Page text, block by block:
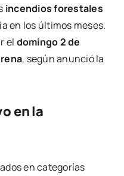
incendios forestales
en los últimos meses.
el domingo 2 de
, según anunció la
en la
en categorías